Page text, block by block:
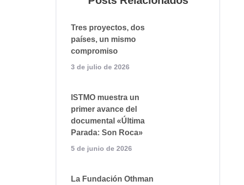
Tres proyectos, dos
países, un mismo
compromiso
3 de julio de 2026
ISTMO muestra un
primer avance del
documental «Última
Parada: Son Roca»
5 de junio de 2026
La Fundación Othman